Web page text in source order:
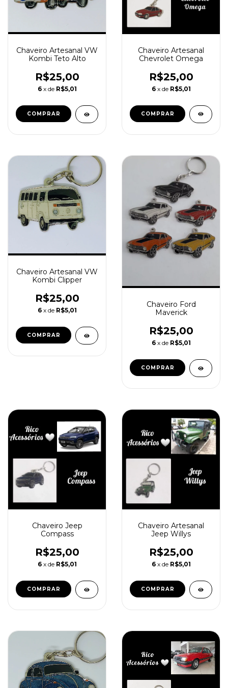
Chaveiro Artesanal VW
Kombi Teto Alto
R$25,00
6 x de R$5,01
Chaveiro Artesanal
Chevrolet Omega
R$25,00
6 x de R$5,01
Chaveiro Artesanal VW
Kombi Clipper
R$25,00
6 x de R$5,01
Chaveiro Ford
Maverick
R$25,00
6 x de R$5,01
Chaveiro Jeep
Compass
R$25,00
6 x de R$5,01
Chaveiro Artesanal
Jeep Willys
R$25,00
6 x de R$5,01
COMPRAR